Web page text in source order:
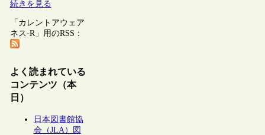
続きを見る
「カレントアウェア
ネス-R」用のRSS：
よく読まれている
コンテンツ（本
日）
日本図書館協
会（JLA）図